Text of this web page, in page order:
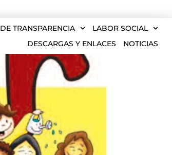
TRANSPARENCIA
LABOR SOCIAL
DESCARGAS Y ENLACES
NOTICIAS